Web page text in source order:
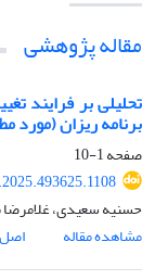
مقاله پژوهشی
تحلیلی بر فرایند
برنامه ریزان (مورد
صفحه1-10
حسنیه سعیدی، غلامرضا
مشاهده مقاله